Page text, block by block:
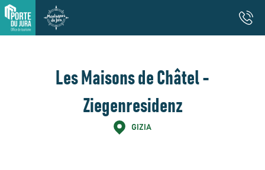
Les Maisons de Châtel -
Ziegenresidenz
GIZIA